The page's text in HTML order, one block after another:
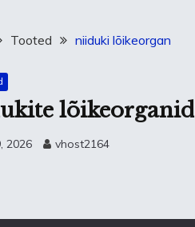
Tooted niiduki lõikeorgan
lõikeorganid
2026 vhost2164